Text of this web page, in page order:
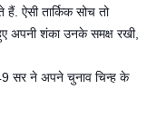
हैं. ऐसी तार्किक सोच तो
अपनी शंका उनके समक्ष रखी,
सर ने अपने चुनाव चिन्ह के